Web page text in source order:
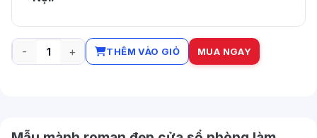
Mẫu mành roman đẹp cửa sổ phòng làm việc màu xanh số
THÊM VÀO GIỎ MUA NGAY